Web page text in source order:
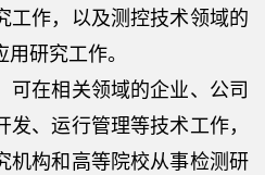
工作，以及测控技术领域的
研究工作。
在相关领域的企业、公司
、运行管理等技术工作，
机构和高等院校从事检测研